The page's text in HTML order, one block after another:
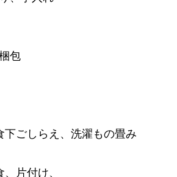
包
下ごしらえ、洗濯もの畳み
片付け、